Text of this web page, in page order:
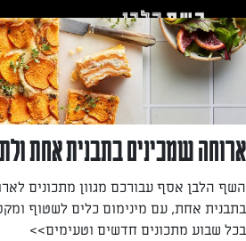
לאזור
תוכן
תחתון
»
...
» סלט ירוק ברוטב איטלקי
סלט ירוק ברוטב
סלט ירוק ברוטב איטלקי, תוספת
מאת: עורך השף הלבן
ארוחה שמכינים בתבנית אחת
השף הלבן אסף עבורכם מגוון מתכונים
בתבנית אחת, עם מינימום כלים לשטוף
בכל שבוע מתכונים חדשים וטעימים>>